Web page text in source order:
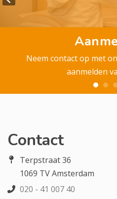
Neem contact op met
aanmelden
Contact
Terpstraat 36
1069 TV Amsterdam
020 - 41 007 40